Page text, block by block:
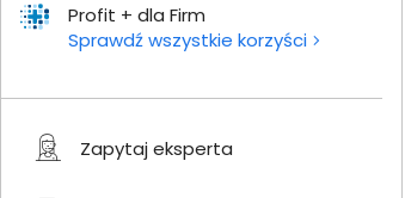
Profit + dla Firm
Sprawdź wszystkie korzyści
Zapytaj eksperta